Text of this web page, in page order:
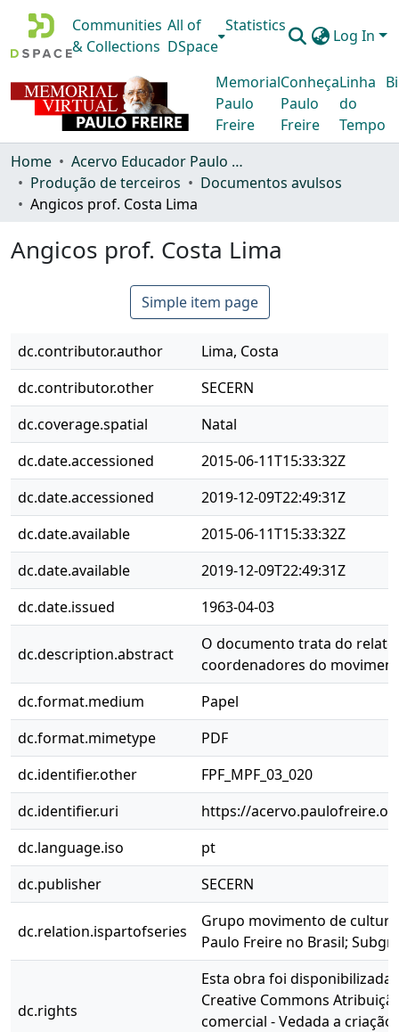
Communities
& Collections
All of
DSpace
Statistics
Log In
Memorial
Paulo
Freire
Conheça
Paulo
Freire
Linha
do
Tempo
Home
Acervo Educador Paulo Freire
Produção de terceiros
Documentos avulsos
Angicos prof. Costa Lima
Angicos prof. Costa Lima
Simple item page
dc.contributor.author
Lima, Costa
dc.contributor.other
SECERN
dc.coverage.spatial
Natal
dc.date.accessioned
2015-06-11T15:33:32Z
dc.date.accessioned
2019-12-09T22:49:31Z
dc.date.available
2015-06-11T15:33:32Z
dc.date.available
2019-12-09T22:49:31Z
dc.date.issued
1963-04-03
dc.description.abstract
O documento trata do
coordenadores do
dc.format.medium
Papel
dc.format.mimetype
PDF
dc.identifier.other
FPF_MPF_03_020
dc.identifier.uri
https://
dc.language.iso
pt
dc.publisher
SECERN
dc.relation.ispartofseries
Grupo movimento de
Paulo Freire no Brasil;
dc.rights
Esta obra foi disponibilizada
Creative Commons
comercial - Vedada a